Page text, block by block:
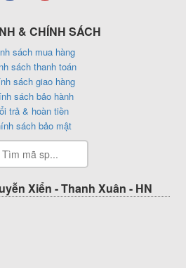
& CHÍNH SÁCH
sách mua hàng
sách thanh toán
sách giao hàng
sách bảo hành
trả & hoàn tiền
sách bảo mật
Xiển - Thanh Xuân - HN